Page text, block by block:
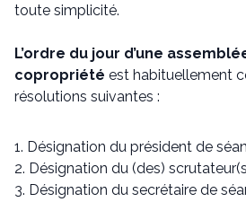
toute simplicité.
L’ordre du jour d’une
copropriété est habituellement
résolutions suivantes :
Désignation du président de
Désignation du (des)
Désignation du secrétaire de